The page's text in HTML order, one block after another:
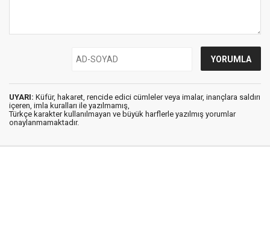
UYARI: Küfür, hakaret, rencide edici cümleler veya imalar, inançlara saldırı
içeren, imla kuralları ile yazılmamış,
Türkçe karakter kullanılmayan ve büyük harflerle yazılmış yorumlar
onaylanmamaktadır.